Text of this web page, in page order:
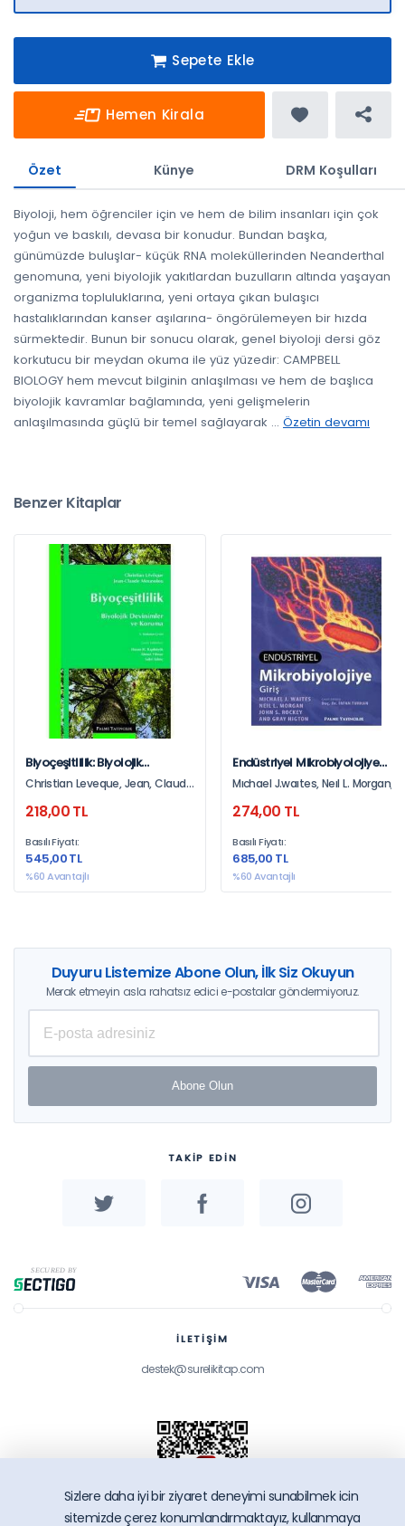
Sepete Ekle
Hemen Kirala
Özet Künye DRM Koşulları
Biyoloji, hem öğrenciler için ve hem de bilim insanları için çok
yoğun ve baskılı, devasa bir konudur. Bundan başka,
günümüzde buluşlar- küçük RNA moleküllerinden Neanderthal
genomuna, yeni biyolojik yakıtlardan buzulların altında yaşayan
organizma topluluklarına, yeni ortaya çıkan bulaşıcı
hastalıklarından kanser aşılarına- öngörülemeyen bir hızda
sürmektedir. Bunun bir sonucu olarak, genel biyoloji dersi göz
korkutucu bir meydan okuma ile yüz yüzedir: CAMPBELL
BIOLOGY hem mevcut bilginin anlaşılması ve hem de başlıca
biyolojik kavramlar bağlamında, yeni gelişmelerin
anlaşılmasında güçlü bir temel sağlayarak ... Özetin devamı
Benzer Kitaplar
Biyoçeşitlilik: Biyolojik
Devinimler Ve Koruma
Christian Leveque, Jean, Claude
218,00 TL
Basılı Fiyatı:
545,00 TL
%60 Avantajlı
Endüstriyel Mikrobiyolojiye
Giriş
Mıchael J.waıtes, Neıl L. Morgan,
274,00 TL
Basılı Fiyatı:
685,00 TL
%60 Avantajlı
Duyuru Listemize Abone Olun, İlk Siz Okuyun
Merak etmeyin asla rahatsız edici e-postalar göndermiyoruz.
Abone Olun
TAKİP EDİN
İLETİŞİM
destek@surelikitap.com
Sizlere daha iyi bir ziyaret deneyimi sunabilmek icin
sitemizde çerez konumlandırmaktayız, kullanmaya